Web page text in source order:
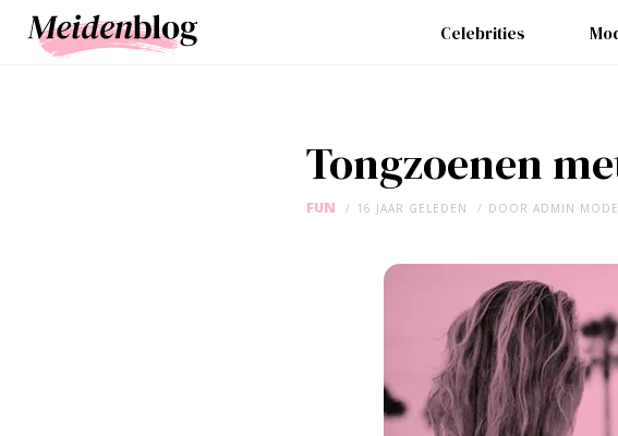
Celebrities
Tongzoenen
FUN 16 JAAR GELEDEN DOOR ADMIN